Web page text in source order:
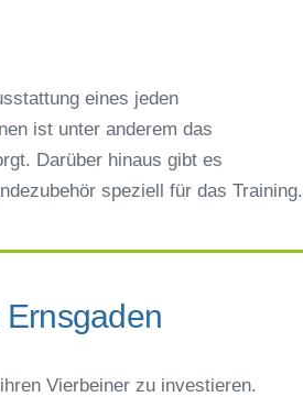
eines jeden
ist unter anderem das
Darüber hinaus gibt es
speziell für das Training.
Vierbeiner zu investieren.